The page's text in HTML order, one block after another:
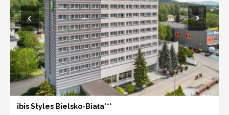
ibis Styles Bielsko-Biała***